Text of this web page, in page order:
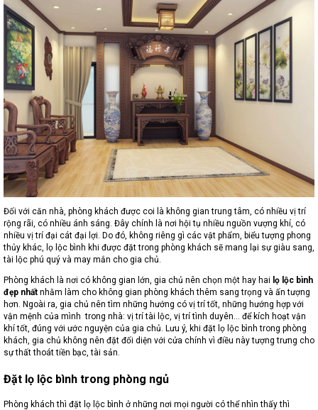
Đối với căn nhà, phòng khách được coi là không gian trung tâm, có nhiều vị trí
rộng rãi, có nhiều ánh sáng. Đây chính là nơi hội tụ nhiều nguồn vượng khí, có
nhiều vị trí đại cát đại lợi. Do đó, không riêng gì các vật phẩm, biểu tượng phong
thủy khác, lọ lộc bình khi được đặt trong phòng khách sẽ mang lại sự giàu sang,
tài lộc phú quý và may mắn cho gia chủ.
Phòng khách là nơi có không gian lớn, gia chủ nên chọn một hay hai lọ lộc bình
đẹp nhất nhằm làm cho không gian phòng khách thêm sang trọng và ấn tượng
hơn. Ngoài ra, gia chủ nên tìm những hướng có vị trí tốt, những hướng hợp với
vận mệnh của mình trong nhà: vị trí tài lộc, vị trí tình duyên… để kích hoạt vận
khí tốt, đúng với ước nguyện của gia chủ. Lưu ý, khi đặt lọ lộc bình trong phòng
khách, gia chủ không nên đặt đối diện với cửa chính vì điều này tượng trưng cho
sự thất thoát tiền bạc, tài sản.
Đặt lọ lộc bình trong phòng ngủ
Phòng khách thì đặt lọ lộc bình ở những nơi mọi người có thể nhìn thấy thì